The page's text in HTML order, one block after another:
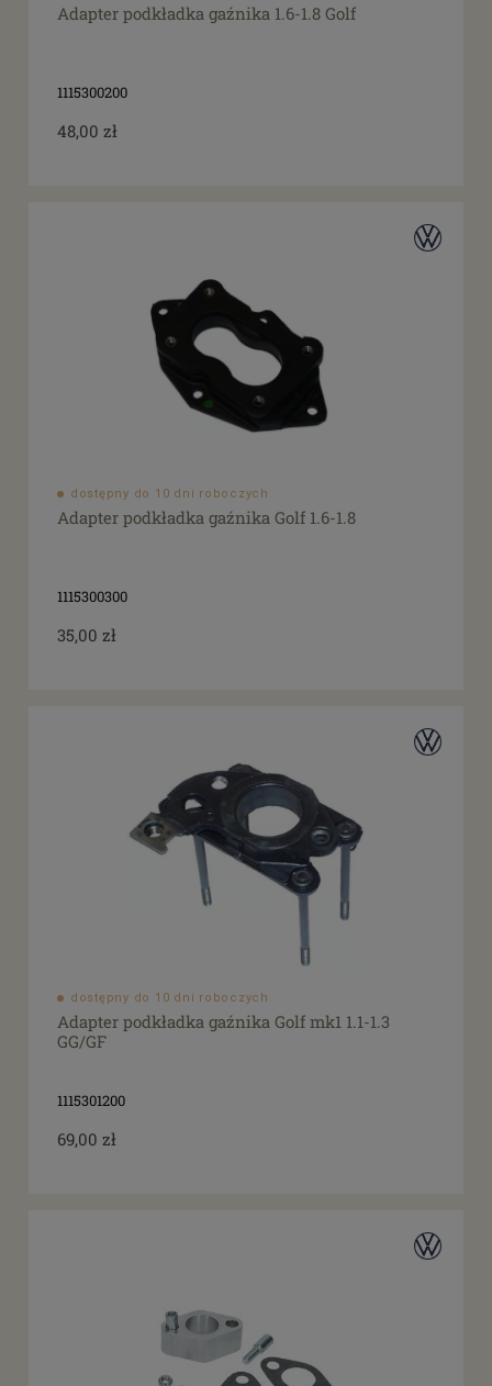
Adapter podkładka gaźnika 1.6-1.8 Golf
1115300200
48,00 zł
dostępny do 10 dni roboczych
Adapter podkładka gaźnika Golf 1.6-1.8
1115300300
35,00 zł
dostępny do 10 dni roboczych
Adapter podkładka gaźnika Golf mk1 1.1-1.3
GG/GF
1115301200
69,00 zł